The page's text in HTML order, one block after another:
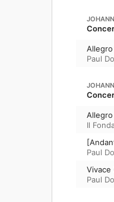
Allegro
Paul
Il
Paul
Vivace
Paul